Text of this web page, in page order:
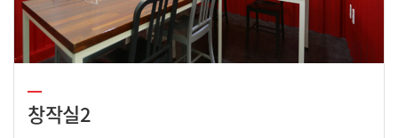
창작실2